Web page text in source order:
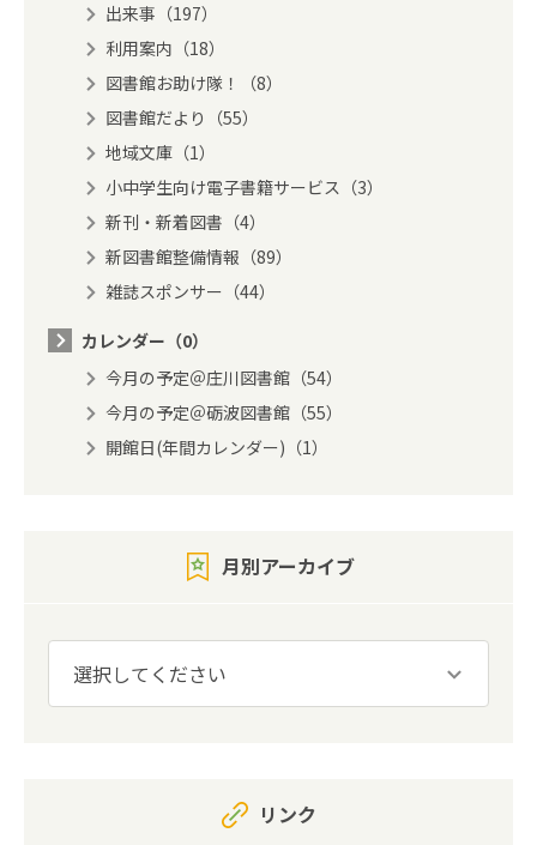
出来事（197）
利用案内（18）
図書館お助け隊！（8）
図書館だより（55）
地域文庫（1）
小中学生向け電子書籍サービス（3）
新刊・新着図書（4）
新図書館整備情報（89）
雑誌スポンサー（44）
カレンダー（0）
今月の予定＠庄川図書館（54）
今月の予定＠砺波図書館（55）
開館日(年間カレンダー)（1）
月別アーカイブ
リンク